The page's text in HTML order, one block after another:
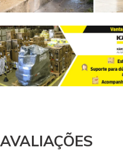
AVALIAÇÕES